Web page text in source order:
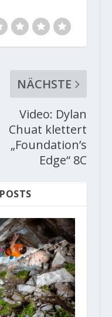
NÄCHSTE
Video: Dylan
Chuat klettert
„Foundation’s
Edge“ 8C